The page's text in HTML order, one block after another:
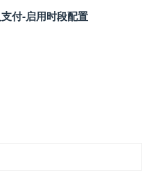
付‑启用时段配置